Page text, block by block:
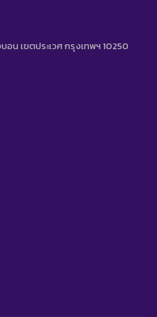
น เขตประเวศ กรุงเทพฯ 10250